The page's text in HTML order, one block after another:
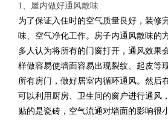
1、屋内做好通风散味
为了保证入住时的空气质量良好，装修
味、空气净化工作。 房子内通风散味的
多人认为将所有的门窗打开，通风效果
样做容易使墙面容易出现裂纹、起皮等现
所有房门，做好居室内循环通风。然后
可以利用厨房、卫生间的窗户进行通风
贴的是瓷砖，空气流通对墙面的影响很小